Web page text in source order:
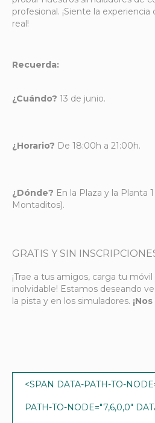
profesional. ¡Siente la experiencia
real!
Recuerda:
¿Cuándo? 13 de junio.
¿Horario? De 18:00h a 21:00h.
¿Dónde? En la Plaza y la Planta
Montaditos).
GRATIS Y SIN
¡Trae a tus amigos, carga tu
inolvidable! Estamos deseando
la pista y en los simuladores.
<SPAN DATA-PATH-TO-
PATH-TO-NODE="7,6,0,0"